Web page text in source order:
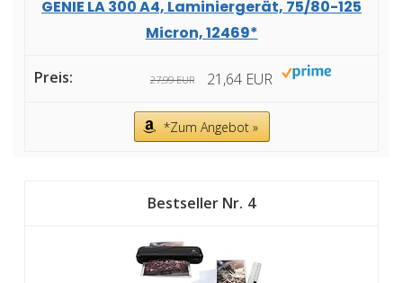
GENIE LA 300 A4, Laminiergerät, 75/80-125
Micron, 12469*
27,99 EUR 21,64 EUR
*Zum Angebot »
4